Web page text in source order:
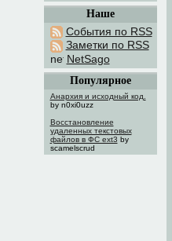
Наше
События по RSS
Заметки по RSS
NetSago
Популярное
Анархия и исходный код.
by n0xi0uzz
Восстановление
удаленных текстовых
файлов в ФС ext3 by
scamelscrud